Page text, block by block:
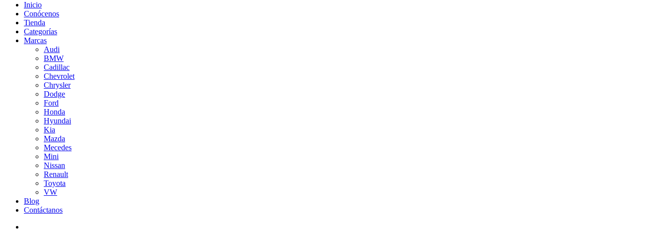
Inicio
Conócenos
Tienda
Categorías
Marcas
Audi
BMW
Cadillac
Chevrolet
Chrysler
Dodge
Ford
Honda
Hyundai
Kia
Mazda
Mecedes
Mini
Nissan
Renault
Toyota
VW
Blog
Contáctanos